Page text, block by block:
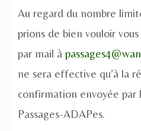
Au regard du nombre
prions de bien vouloir
par mail à
ne sera effective qu’à la
confirmation envoyée par
Passages-ADAPes.